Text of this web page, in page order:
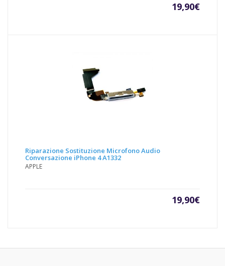
19,90€
Riparazione Sostituzione Microfono Audio
Conversazione iPhone 4 A1332
APPLE
19,90€